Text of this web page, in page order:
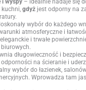
i wyspy – idealnie nadaje się
kuchni,gdyż jest odporny na
wybór do każdego
atmosferyczne i
i trwałe
długowieczność i
na ścieranie i
wybór do łazienek,
Wprowadza tam